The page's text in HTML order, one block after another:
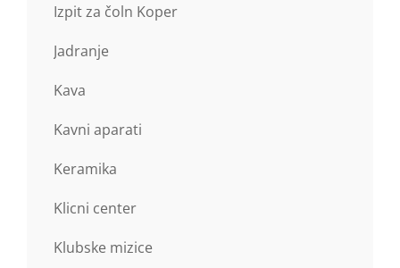
Izpit za čoln Koper
Jadranje
Kava
Kavni aparati
Keramika
Klicni center
Klubske mizice